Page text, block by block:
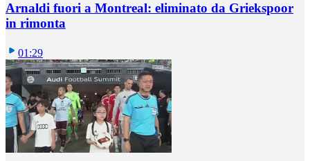
Arnaldi fuori a Montreal: eliminato da Griekspoor
in rimonta
01:29